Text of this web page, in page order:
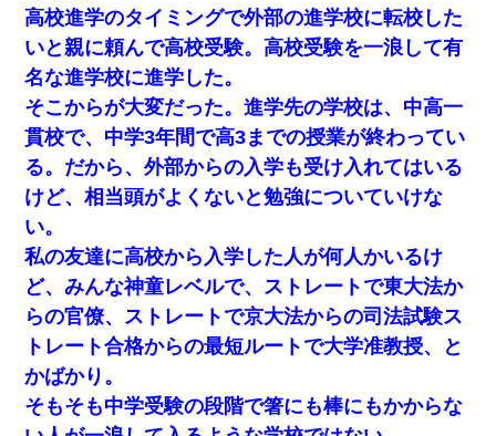
200万を貸したコウトから、追加で400万の申し込み、私「無理。
義弟より娘たちが大事」旦那「娘たちが成人したら別れよう」私
（は？）
嫁が涙声で『会いたいね』とか言っているのが聞こえた。俺「こ
んな時間に誰と電話してんの？」嫁「ごめんなさい…！（大号
泣」俺（キターー）→
転職先が決まったので退職の意思を伝えたら。上司「無責任」
「簡単には辞めさせない」私（どうせ辞めるし…）→ 思いっきり
反論をしてみた
【身体で払わせて】女友達「ごめん、何も言わずにお金貸してく
ださい……」俺「いいよ！いくら？」女友達「10万円ぐら
い……」俺「ほい！10万！」→
新卒の女性社員に1年半ストーカーされていた。俺「マジで怖い」
上司「話をしてみる」→女性社員「実は10数年前に…」
高校進学のタイミングで外部の進学校に転校した
いと親に頼んで高校受験。高校受験を一浪して有
名な進学校に進学した。
そこからが大変だった。進学先の学校は、中高一
貫校で、中学3年間で高3までの授業が終わってい
る。だから、外部からの入学も受け入れてはいる
けど、相当頭がよくないと勉強についていけな
い。
私の友達に高校から入学した人が何人かいるけ
ど、みんな神童レベルで、ストレートで東大法か
らの官僚、ストレートで京大法からの司法試験ス
トレート合格からの最短ルートで大学准教授、と
かばかり。
そもそも中学受験の段階で箸にも棒にもかからな